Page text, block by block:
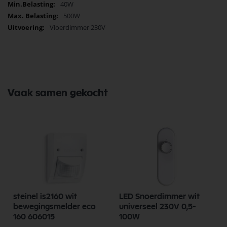
40W
500W
Vloerdimmer 230V
Vaak samen gekocht
steinel is2160 wit
bewegingsmelder eco
160 606015
LED Snoerdimmer wit
universeel 230V 0,5-
100W